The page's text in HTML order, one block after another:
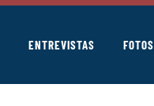
ENTREVISTAS FOTOS